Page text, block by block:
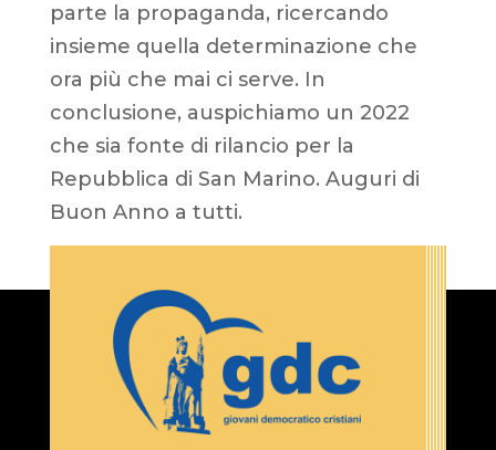
parte la propaganda, ricercando
insieme quella determinazione che
ora più che mai ci serve. In
conclusione, auspichiamo un 2022
che sia fonte di rilancio per la
Repubblica di San Marino. Auguri di
Buon Anno a tutti.